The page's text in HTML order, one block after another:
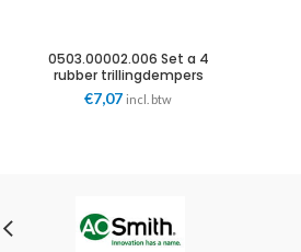
0503.00002.006 Set a 4
rubber trillingdempers
BVDCO conische 2x M8 bt.
Castel Engineering
€7,07 incl. btw